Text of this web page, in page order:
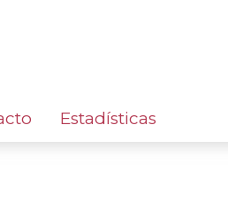
Estadísticas